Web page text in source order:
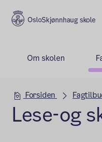
Skjønnhaug skole
Om skolen
Forsiden
Lese-og